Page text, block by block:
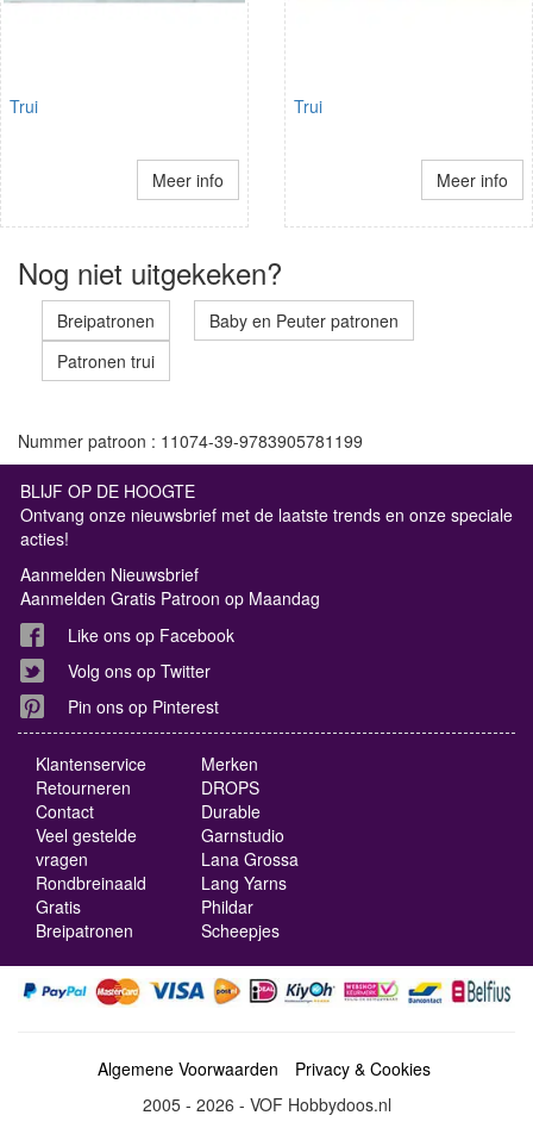
Trui
Meer info
Trui
Meer info
Nog niet uitgekeken?
Breipatronen
Baby en Peuter patronen
Patronen trui
Nummer patroon : 11074-39-9783905781199
BLIJF OP DE HOOGTE
Ontvang onze nieuwsbrief met de laatste trends en onze speciale
acties!
Aanmelden Nieuwsbrief
Aanmelden Gratis Patroon op Maandag
Like ons op Facebook
Volg ons op Twitter
Pin ons op Pinterest
Klantenservice
Retourneren
Contact
Veel gestelde
vragen
Rondbreinaald
Gratis
Breipatronen
Merken
DROPS
Durable
Garnstudio
Lana Grossa
Lang Yarns
Phildar
Scheepjes
Algemene Voorwaarden
Privacy & Cookies
2005 - 2026 - VOF Hobbydoos.nl